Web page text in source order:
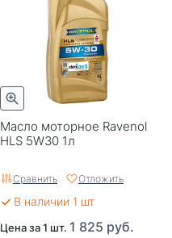
Масло моторное Ravenol
HLS 5W30 1л
Сравнить Отложить
В наличии 1 шт
Цена за 1 шт. 1 825 руб.